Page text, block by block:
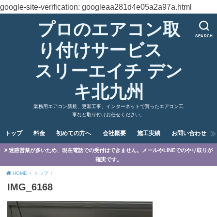
google-site-verification: googleaa281d4e05a2a97a.html
SEARCH
プロのエアコン取
り付けサービス
スリーエイチ デン
キ北九州
業務用エアコン新規、更新工事、インターネットで買ったエアコン工
事など取り付けお任せください。
トップ 料金 初めての方へ 会社概要 施工実績 お問い合わせ
迷惑営業が多いため、現在電話での受付はできません。メールやLINEでのやり取りが
確実です。
HOME トップ
IMG_6168